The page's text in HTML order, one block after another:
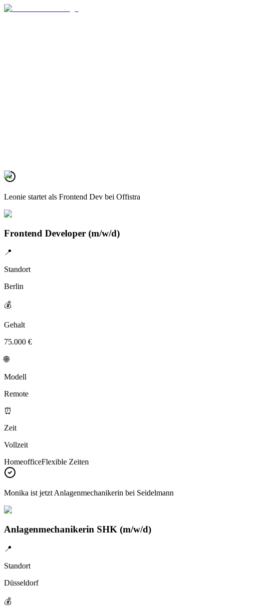
Kostenlos
Leonie startet als Frontend Dev bei Offistra
Frontend Developer (m/w/d)
📍
Standort
Berlin
💰
Gehalt
75.000 €
🌐
Modell
Remote
⏰
Zeit
Vollzeit
HomeofficeFlexible Zeiten
Monika ist jetzt Anlagenmechanikerin bei Seidelmann
Anlagenmechanikerin SHK (m/w/d)
📍
Standort
Düsseldorf
💰